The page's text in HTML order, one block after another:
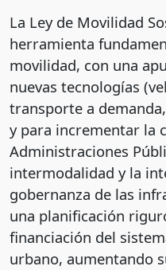
La Ley de Movilidad
herramienta
movilidad, con una
nuevas tecnologías
transporte a
y para incrementar la
Administraciones
intermodalidad y la
gobernanza de las
una planificación
financiación del
urbano, aumentando